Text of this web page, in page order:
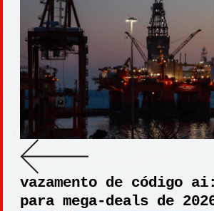
vazamento de código
para mega-deals de